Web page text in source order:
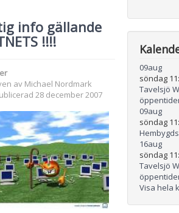
info gällande
!!!!
av Michael Nordmark
28 december 2007
09aug
söndag
Tavelsjö
09aug
söndag
16aug
söndag
Tavelsjö
Visa hela